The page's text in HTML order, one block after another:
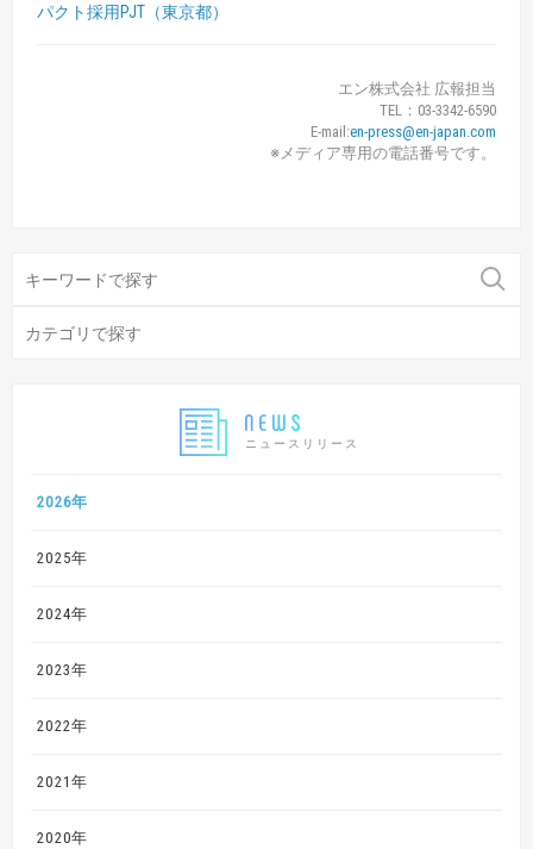
ニュースリリース
2026年
2025年
2024年
2023年
2022年
2021年
2020年
パクト採用PJT（東京都）
エン株式会社 広報担当
TEL：03-3342-6590
E-mail:en-press@en-japan.com
※メディア専用の電話番号です。